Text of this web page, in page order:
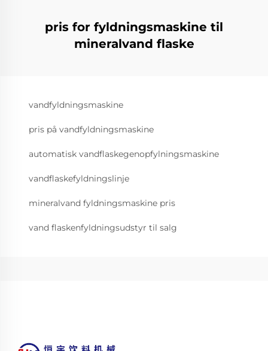
pris for fyldningsmaskine til
mineralvand flaske
vandfyldningsmaskine
pris på vandfyldningsmaskine
automatisk vandflaskegenopfylningsmaskine
vandflaskefyldningslinje
mineralvand fyldningsmaskine pris
vand flaskenfyldningsudstyr til salg